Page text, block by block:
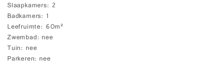
Slaapkamers 2
Badkamers 1
Leefruimte 60m²
Zwembad nee
Tuin nee
Parkeren nee